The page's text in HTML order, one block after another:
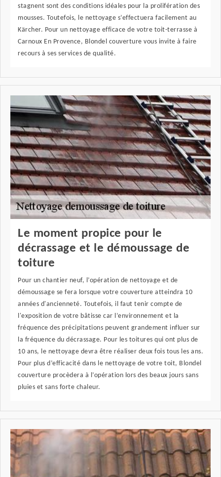
stagnent sont des conditions idéales pour la prolifération des
mousses. Toutefois, le nettoyage s’effectuera facilement au
Kärcher. Pour un nettoyage efficace de votre toit-terrasse à
Carnoux En Provence, Blondel couverture vous invite à faire
recours à ses services de qualité.
Le moment propice pour le
décrassage et le démoussage de
toiture
Pour un chantier neuf, l’opération de nettoyage et de
démoussage se fera lorsque votre couverture atteindra 10
années d'ancienneté. Toutefois, il faut tenir compte de
l'exposition de votre bâtisse car l’environnement et la
fréquence des précipitations peuvent grandement influer sur
la fréquence du décrassage. Pour les toitures qui ont plus de
10 ans, le nettoyage devra être réaliser deux fois tous les ans.
Pour plus d’efficacité dans le nettoyage de votre toit, Blondel
couverture procèdera à l’opération lors des beaux jours sans
pluies et sans forte chaleur.